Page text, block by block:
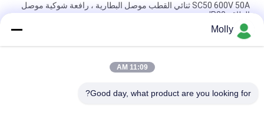
SC50 600V 50A ثنائي القطب موصل البطارية ، رافعة شوكية موصل
الطاقة IP20
موصلات البطاريات الكهربائية للبطاريات ، التوصيل السريع للبطارية
SC350 350A
دائم مخصص موصلات البطارية الصناعية 2 دبوس لرافعة شوكية /
Molly
11:09 AM
Good day, what product are you looking for?